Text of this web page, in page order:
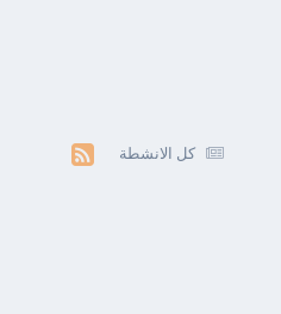
كل الانشطة